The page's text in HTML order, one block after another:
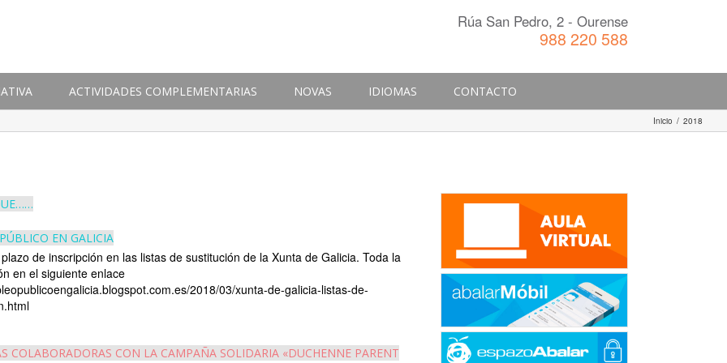
Rúa San Pedro, 2 - Ourense
988 220 588
ACTIVIDADES COMPLEMENTARIAS NOVAS IDIOMAS CONTACTO
Inicio / 2018
EN GALICIA
de inscripción en las listas de sustitución de la Xunta de Galicia. Toda la
en el siguiente enlace
2018/03/xunta-de-galicia-listas-de-
COLABORADORAS CON LA CAMPAÑA SOLIDARIA «DUCHENNE PARENT